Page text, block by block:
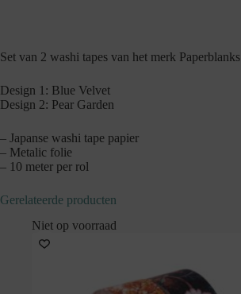
Set van 2 washi tapes van het merk Paperblanks
Design 1: Blue Velvet
Design 2: Pear Garden
– Japanse washi tape papier
– Metalic folie
– 10 meter per rol
Gerelateerde producten
Niet op voorraad